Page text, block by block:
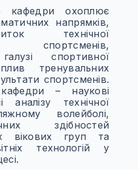
кафедри охоплює
напрямків,
технічної
спортсменів,
спортивної
тренувальних
спортсменів.
– наукові
аналізу технічної
волейболі,
здібностей
вікових груп та
технологій у